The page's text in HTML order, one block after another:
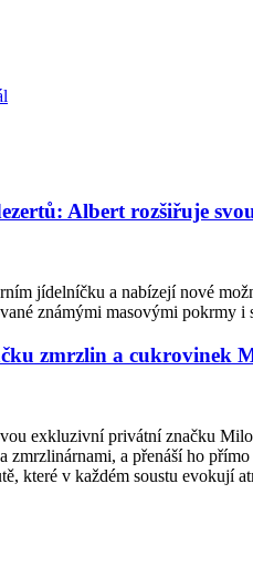
Albert rozšiřuje
jídelníčku a nabízejí nové
známými masovými pokrmy
zmrzlin a cukrovinek
exkluzivní privátní značku
a přenáší ho
které v každém soustu evokují